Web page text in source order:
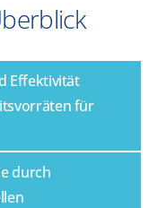
Effektivität
für
durch